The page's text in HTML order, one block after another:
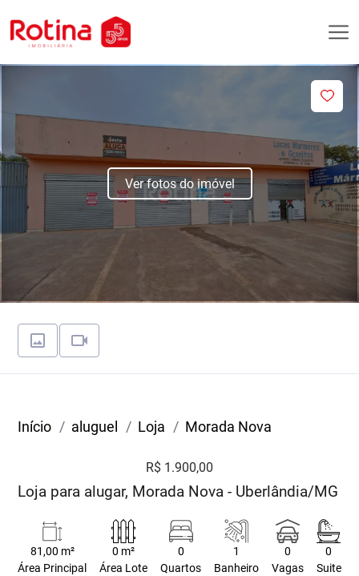
Ver fotos do imóvel
Início aluguel Loja Morada Nova
R$ 1.900,00
Loja para alugar, Morada Nova - Uberlândia/MG
81,00 m²
Área Principal
0 m²
Área Lote
0
Quartos
1
Banheiro
0
Vagas
0
Suite